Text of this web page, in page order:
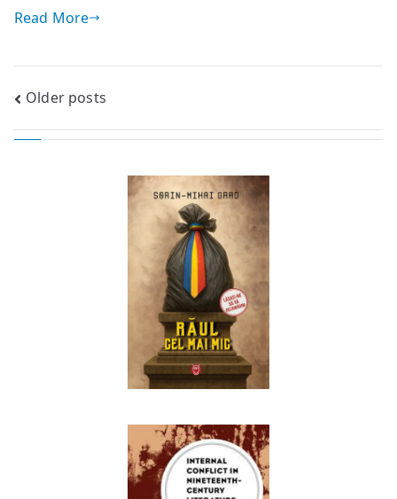
Read More
Posts
navigation
Older posts